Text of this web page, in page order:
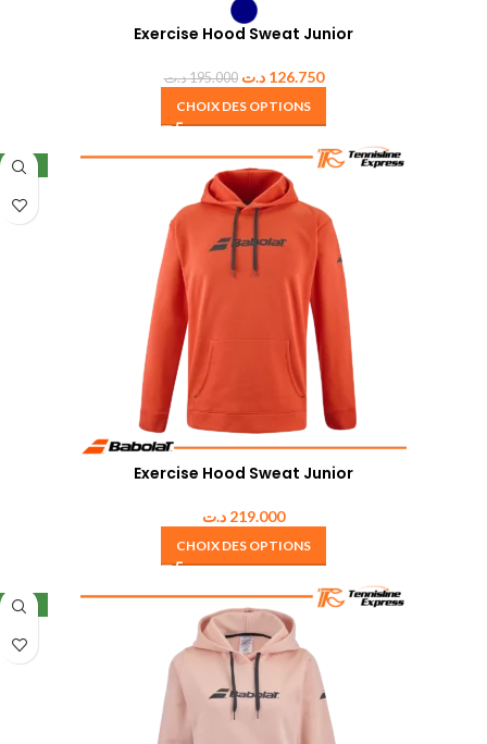
Exercise Hood Sweat Junior
195.000د.ت 126.750 د.ت
CHOIX DES OPTIONS
NEW
Exercise Hood Sweat Junior
219.000 د.ت
CHOIX DES OPTIONS
NEW